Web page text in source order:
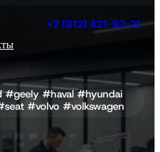
+7 (812) 421-92-21
#haval #hyundai
#volvo #volkswagen